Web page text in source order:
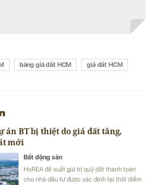
bảng giá đất HCM giá đất HCM
án BT bị thiệt do giá đất tăng,
mới
Bất động sản
HoREA đề xuất giá trị quỹ đất thanh toán
cho nhà đầu tư được xác định tại thời điểm